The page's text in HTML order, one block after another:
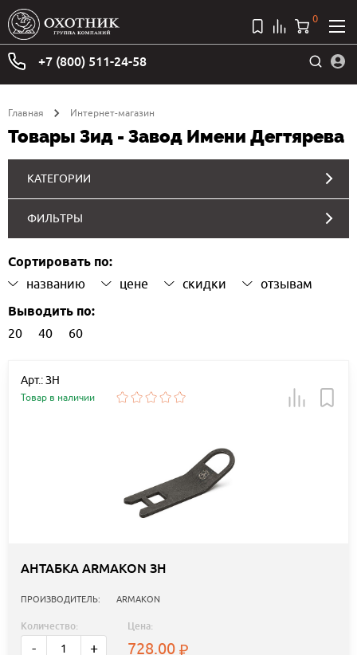
+7 (800) 511-24-58
0
Главная Интернет-магазин
Товары Зид - Завод Имени Дегтярева
КАТЕГОРИИ
ФИЛЬТРЫ
Сортировать по:
названию цене скидки отзывам
Выводить по:
20 40 60
Арт.: ЗН
Товар в наличии
АНТАБКА ARMAKON ЗН
ПРОИЗВОДИТЕЛЬ: ARMAKON
Количество:
- +
Цена:
728.00